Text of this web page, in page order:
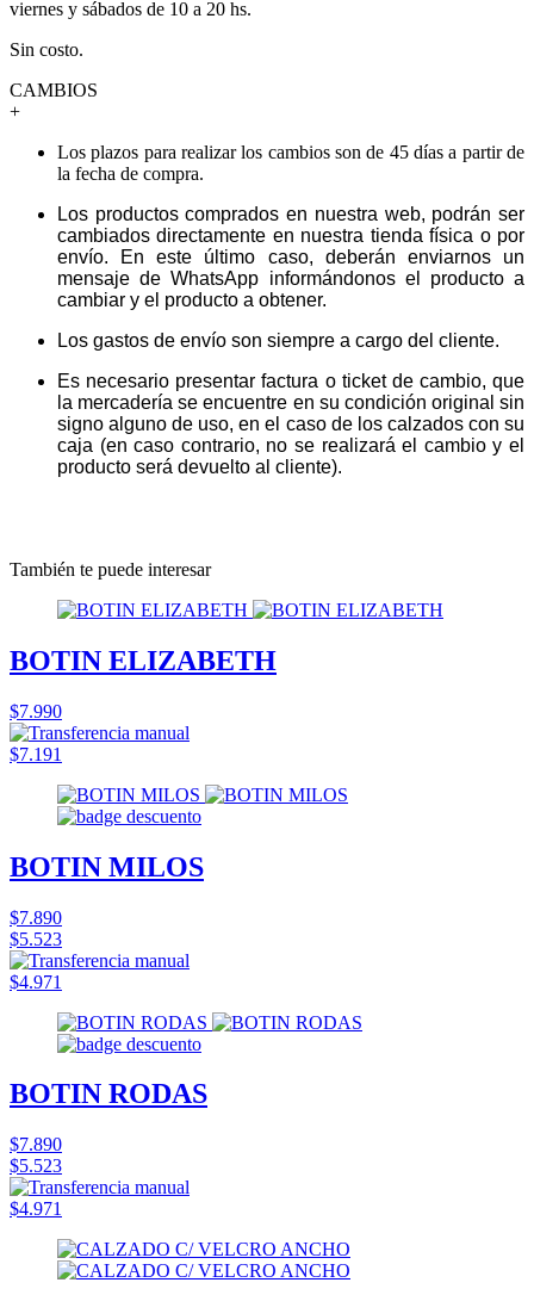
viernes y sábados de 10 a 20 hs.
Sin costo.
CAMBIOS
+
Los plazos para realizar los cambios son de 45 días a partir de
la fecha de compra.
Los productos comprados en nuestra web, podrán ser
cambiados directamente en nuestra tienda física o por
envío. En este último caso, deberán enviarnos un
mensaje de WhatsApp informándonos el producto a
cambiar y el producto a obtener.
Los gastos de envío son siempre a cargo del cliente.
Es necesario presentar factura o ticket de cambio, que
la mercadería se encuentre en su condición original sin
signo alguno de uso, en el caso de los calzados con su
caja (en caso contrario, no se realizará el cambio y el
producto será devuelto al cliente).
También te puede interesar
BOTIN ELIZABETH
$7.990
$7.191
BOTIN MILOS
$7.890
$5.523
$4.971
BOTIN RODAS
$7.890
$5.523
$4.971